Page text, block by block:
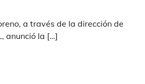
a través de la dirección de
anunció la […]